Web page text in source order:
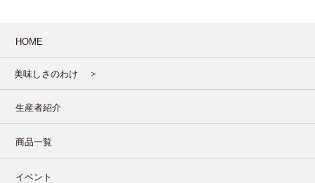
HOME
美味しさのわけ
生産者紹介
商品一覧
イベント